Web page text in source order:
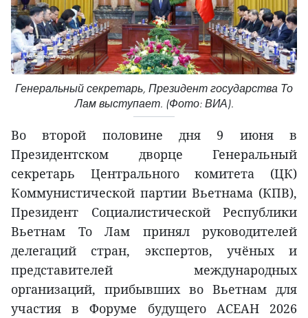
Генеральный секретарь, Президент государства То
Лам выступает. (Фото: ВИА).
Во второй половине дня 9 июня в
Президентском дворце Генеральный
секретарь Центрального комитета (ЦК)
Коммунистической партии Вьетнама (КПВ),
Президент Социалистической Республики
Вьетнам То Лам принял руководителей
делегаций стран, экспертов, учёных и
представителей международных
организаций, прибывших во Вьетнам для
участия в Форуме будущего АСЕАН 2026